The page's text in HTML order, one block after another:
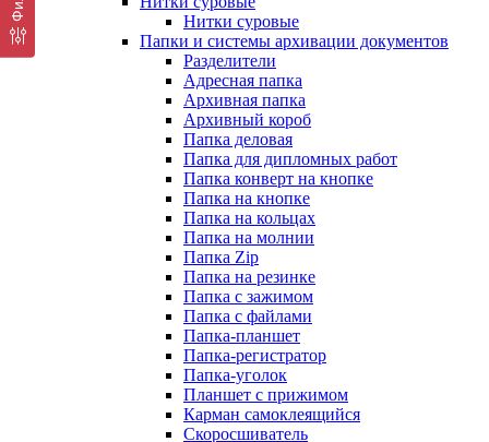
Нитки суровые
Папки и системы архивации документов
Разделители
Адресная папка
Архивная папка
Архивный короб
Папка деловая
Папка для дипломных работ
Папка конверт на кнопке
Папка на кнопке
Папка на кольцах
Папка на молнии
Папка Zip
Папка на резинке
Папка с зажимом
Папка с файлами
Папка-планшет
Папка-регистратор
Папка-уголок
Планшет с прижимом
Карман самоклеящийся
Скоросшиватель